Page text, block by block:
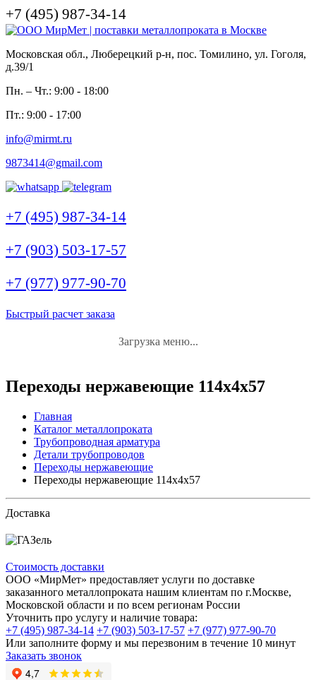
+7 (495) 987-34-14
Московская обл., Люберецкий р-н, пос. Томилино, ул. Гоголя,
д.39/1
Пн. – Чт.: 9:00 - 18:00
Пт.: 9:00 - 17:00
info@mirmt.ru
9873414@gmail.com
+7 (495) 987-34-14
+7 (903) 503-17-57
+7 (977) 977-90-70
Быстрый расчет заказа
Загрузка меню...
Переходы нержавеющие 114x4x57
Главная
Каталог металлопроката
Трубопроводная арматура
Детали трубопроводов
Переходы нержавеющие
Переходы нержавеющие 114x4x57
Доставка
Стоимость доставки
ООО «МирМет» предоставляет услуги по доставке
заказанного металлопроката нашим клиентам по г.Москве,
Московской области и по всем регионам России
Уточнить про услугу и наличие товара:
+7 (495) 987-34-14 +7 (903) 503-17-57 +7 (977) 977-90-70
Или заполните форму и мы перезвоним в течение 10 минут
Заказать звонок